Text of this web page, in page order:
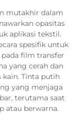
mutakhir dalam
opasitas
aplikasi tekstil.
spesifik untuk
film transfer
yang cerah dan
kain. Tinta putih
yang menjaga
terutama saat
atau berwarna.